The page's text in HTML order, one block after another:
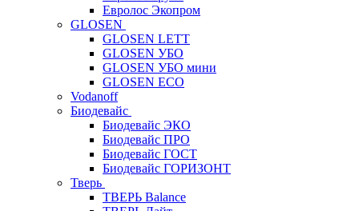
Евролос Экопром
GLOSEN
GLOSEN LETT
GLOSEN УБО
GLOSEN УБО мини
GLOSEN ECO
Vodanoff
Биодевайс
Биодевайс ЭКО
Биодевайс ПРО
Биодевайс ГОСТ
Биодевайс ГОРИЗОНТ
Тверь
ТВЕРЬ Balance